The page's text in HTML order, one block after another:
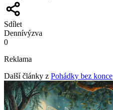
Sdílet
Dennívýzva
0
Reklama
Další články z Pohádky bez konce